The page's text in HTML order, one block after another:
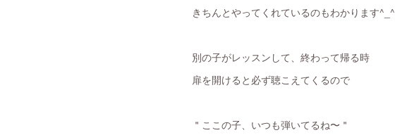
きちんとやってくれているのもわかります^_^
別の子がレッスンして、終わって帰る時
扉を開けると必ず聴こえてくるので
＂ここの子、いつも弾いてるね〜＂